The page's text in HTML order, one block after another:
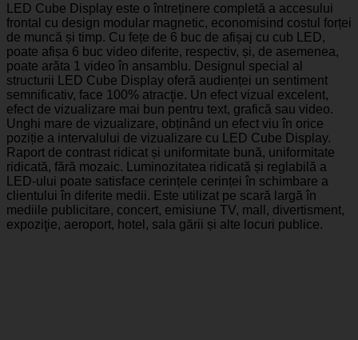
LED Cube Display este o întreținere completă a accesului
frontal cu design modular magnetic, economisind costul forței
de muncă și timp. Cu fețe de 6 buc de afișaj cu cub LED,
poate afișa 6 buc video diferite, respectiv, și, de asemenea,
poate arăta 1 video în ansamblu. Designul special al
structurii LED Cube Display oferă audienței un sentiment
semnificativ, face 100% atracţie. Un efect vizual excelent,
efect de vizualizare mai bun pentru text, grafică sau video.
Unghi mare de vizualizare, obținând un efect viu în orice
poziție a intervalului de vizualizare cu LED Cube Display.
Raport de contrast ridicat și uniformitate bună, uniformitate
ridicată, fără mozaic. Luminozitatea ridicată și reglabilă a
LED-ului poate satisface cerințele cerinței în schimbare a
clientului în diferite medii. Este utilizat pe scară largă în
mediile publicitare, concert, emisiune TV, mall, divertisment,
expoziţie, aeroport, hotel, sala gării și alte locuri publice.